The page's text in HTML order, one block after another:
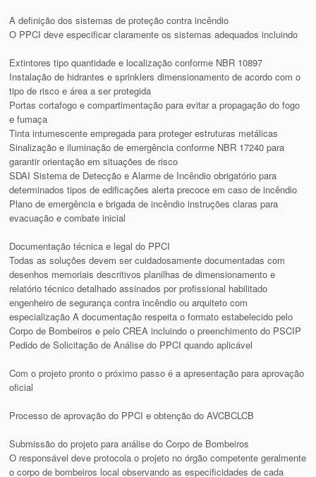
A definição dos sistemas de proteção contra incêndio
O PPCI deve especificar claramente os sistemas adequados incluindo
Extintores tipo quantidade e localização conforme NBR 10897
Instalação de hidrantes e sprinklers dimensionamento de acordo com o
tipo de risco e área a ser protegida
Portas cortafogo e compartimentação para evitar a propagação do fogo
e fumaça
Tinta intumescente empregada para proteger estruturas metálicas
Sinalização e iluminação de emergência conforme NBR 17240 para
garantir orientação em situações de risco
SDAI Sistema de Detecção e Alarme de Incêndio obrigatório para
determinados tipos de edificações alerta precoce em caso de incêndio
Plano de emergência e brigada de incêndio instruções claras para
evacuação e combate inicial
Documentação técnica e legal do PPCI
Todas as soluções devem ser cuidadosamente documentadas com
desenhos memoriais descritivos planilhas de dimensionamento e
relatório técnico detalhado assinados por profissional habilitado
engenheiro de segurança contra incêndio ou arquiteto com
especialização A documentação respeita o formato estabelecido pelo
Corpo de Bombeiros e pelo CREA incluindo o preenchimento do PSCIP
Pedido de Solicitação de Análise do PPCI quando aplicável
Com o projeto pronto o próximo passo é a apresentação para aprovação
oficial
Processo de aprovação do PPCI e obtenção do AVCBCLCB
Submissão do projeto para análise do Corpo de Bombeiros
O responsável deve protocola o projeto no órgão competente geralmente
o corpo de bombeiros local observando as especificidades de cada